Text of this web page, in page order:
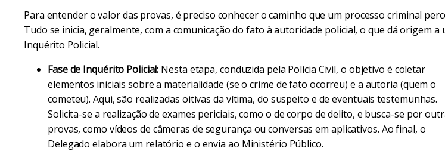
Para entender o valor das provas, é preciso conhecer o caminho que um processo criminal
Tudo se inicia, geralmente, com a comunicação do fato à autoridade policial, o que dá origem a
Inquérito Policial.
Fase de Inquérito Policial: Nesta etapa, conduzida pela Polícia Civil, o objetivo é coletar
elementos iniciais sobre a materialidade (se o crime de fato ocorreu) e a autoria (quem o
cometeu). Aqui, são realizadas oitivas da vítima, do suspeito e de eventuais testemunhas.
Solicita-se a realização de exames periciais, como o de corpo de delito, e busca-se por
provas, como vídeos de câmeras de segurança ou conversas em aplicativos. Ao final, o
Delegado elabora um relatório e o envia ao Ministério Público.